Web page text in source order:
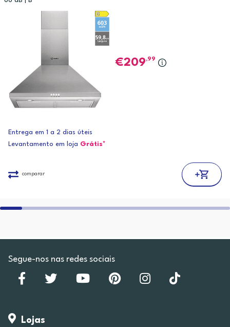
209,99
Entrega em 1 a 2 dias úteis
Levantamento em loja Grátis*
comparar
Segue-nos nas redes sociais
Lojas